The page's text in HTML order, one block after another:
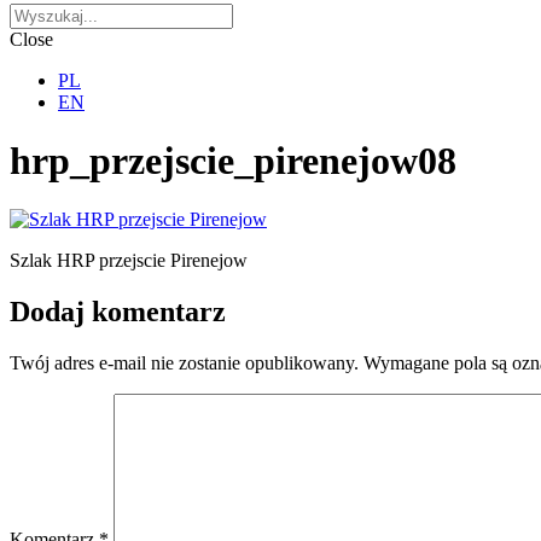
Close
PL
EN
hrp_przejscie_pirenejow08
Szlak HRP przejscie Pirenejow
Dodaj komentarz
Twój adres e-mail nie zostanie opublikowany. Wymagane pola są